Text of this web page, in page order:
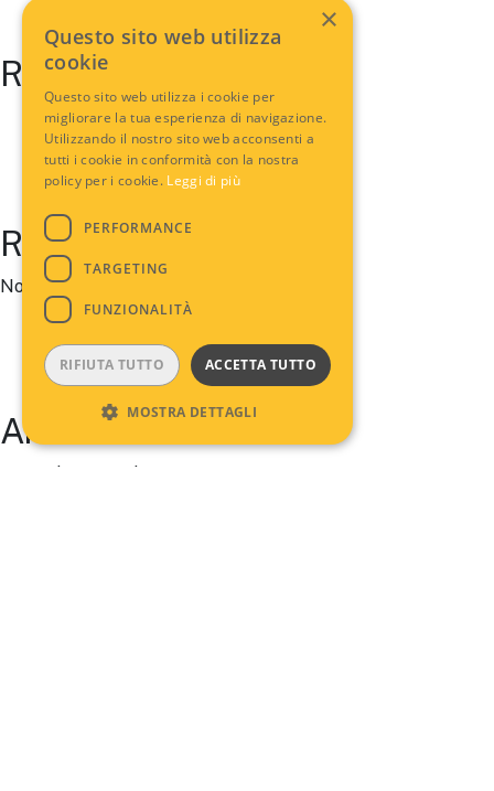
Recent Posts
Recent Comments
No comments to show.
Archives
No archives to show.
×
Questo sito web utilizza
cookie
Questo sito web utilizza i cookie per
migliorare la tua esperienza di navigazione.
Utilizzando il nostro sito web acconsenti a
tutti i cookie in conformità con la nostra
policy per i cookie. Leggi di più
PERFORMANCE
TARGETING
FUNZIONALITÀ
ACCETTA TUTTO
RIFIUTA TUTTO
MOSTRA DETTAGLI